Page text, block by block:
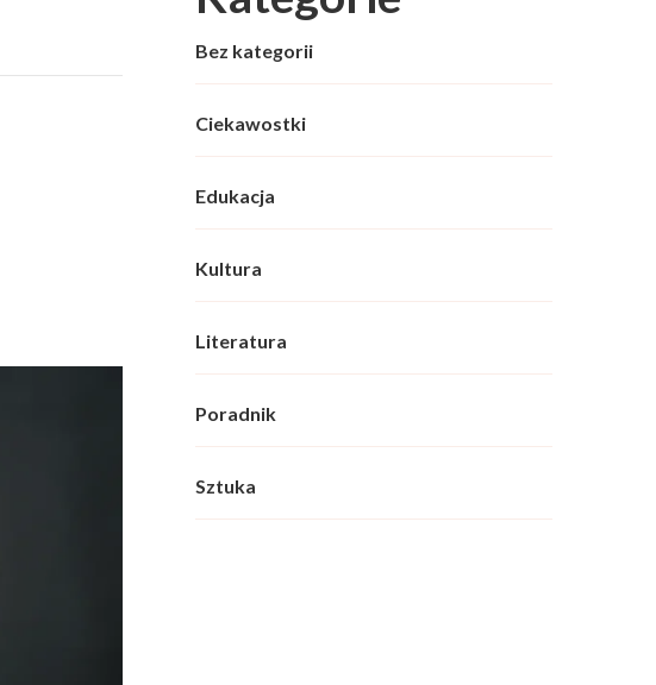
Bez kategorii
Ciekawostki
Edukacja
Kultura
Literatura
Poradnik
Sztuka